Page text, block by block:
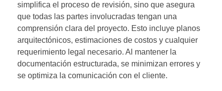
simplifica el proceso de revisión, sino que asegura
que todas las partes involucradas tengan una
comprensión clara del proyecto. Esto incluye planos
arquitectónicos, estimaciones de costos y cualquier
requerimiento legal necesario. Al mantener la
documentación estructurada, se minimizan errores y
se optimiza la comunicación con el cliente.